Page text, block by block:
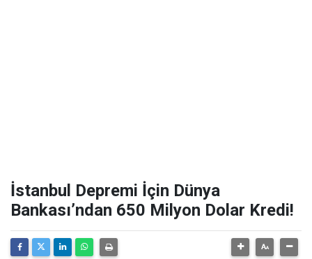
İstanbul Depremi İçin Dünya
Bankası’ndan 650 Milyon Dolar Kredi!